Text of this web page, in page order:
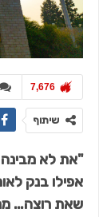
7,676
שיתוף
"את לא מבינה
אפילו בנק
שאת רוצה…